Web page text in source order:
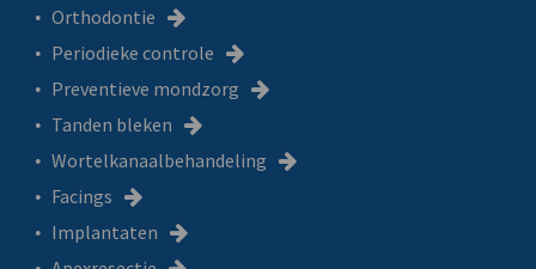
Orthodontie
Periodieke controle
Preventieve mondzorg
Tanden bleken
Wortelkanaalbehandeling
Facings
Implantaten